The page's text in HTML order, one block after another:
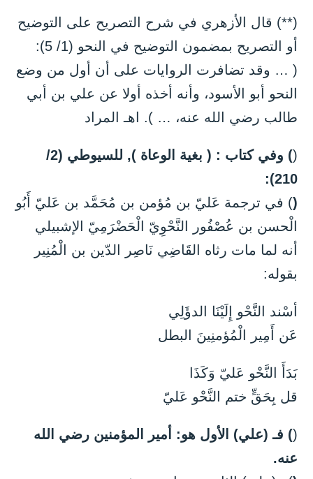
(**) قال الأزهري في شرح التصريح على التوضيح
أو التصريح بمضمون التوضيح في النحو (1/ 5):
( … وقد تضافرت الروايات على أن أول من وضع
النحو أبو الأسود، وأنه أخذه أولا عن علي بن أبي
طالب رضي الله عنه، … ). اهـ المراد
(
) وفي كتاب : ( بغية الوعاة ), للسيوطي (2/
210):
() في ترجمة عَليّ بن مُؤمن بن مُحَمَّد بن عَليّ أَبُو
الْحسن بن عُصْفُور النَّحْوِيّ الْحَضْرَمِيّ الإشبيلي
أنه لما مات رثاه القَاضِي نَاصِر الدّين بن الْمُنِير
بقوله:
أسْند النَّحْو إِلَيْنَا الدؤَلِي
عَن أَمِير الْمُؤمنِينَ البطل
بَدَأَ النَّحْو عَليّ وَكَذَا
قل بِحَقٍّ ختم النَّحْو عَليّ
() فـ (علي) الأول هو: أمير المؤمنين رضي الله
عنه.